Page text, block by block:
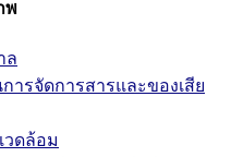
พ
ล
ารจัดการสารและของเสีย
ดล้อม